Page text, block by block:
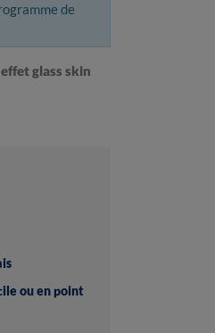
de
glass skin
ou en point